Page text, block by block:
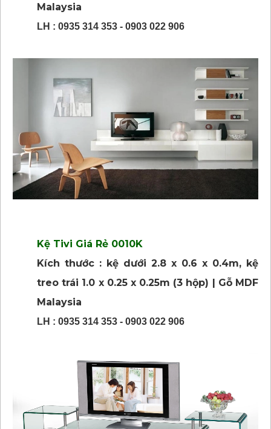
Malaysia
LH : 0935 314 353 - 0903 022 906
Kệ Tivi Giá Rẻ 0010K
Kích thước : kệ dưới 2.8 x 0.6 x 0.4m, kệ
treo trái 1.0 x 0.25 x 0.25m (3 hộp) | Gỗ MDF
Malaysia
LH : 0935 314 353 - 0903 022 906